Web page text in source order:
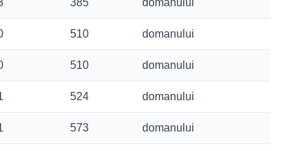
385 domanului
510 domanului
510 domanului
524 domanului
573 domanului